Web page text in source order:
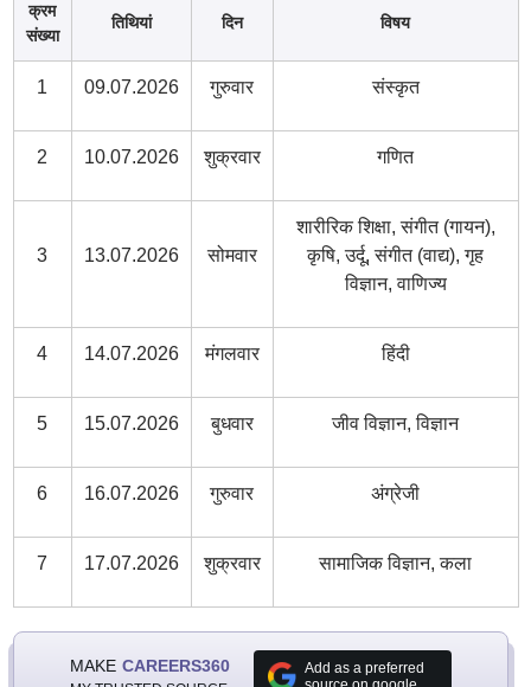
क्रम
संख्या
तिथियां दिन विषय
1 09.07.2026 गुरुवार संस्कृत
2 10.07.2026 शुक्रवार गणित
3 13.07.2026 सोमवार
शारीरिक शिक्षा, संगीत (गायन),
कृषि, उर्दू, संगीत (वाद्य), गृह
विज्ञान, वाणिज्य
4 14.07.2026 मंगलवार हिंदी
5 15.07.2026 बुधवार जीव विज्ञान, विज्ञान
6 16.07.2026 गुरुवार अंग्रेजी
7 17.07.2026 शुक्रवार सामाजिक विज्ञान, कला
MAKE CAREERS360
Add as a preferred